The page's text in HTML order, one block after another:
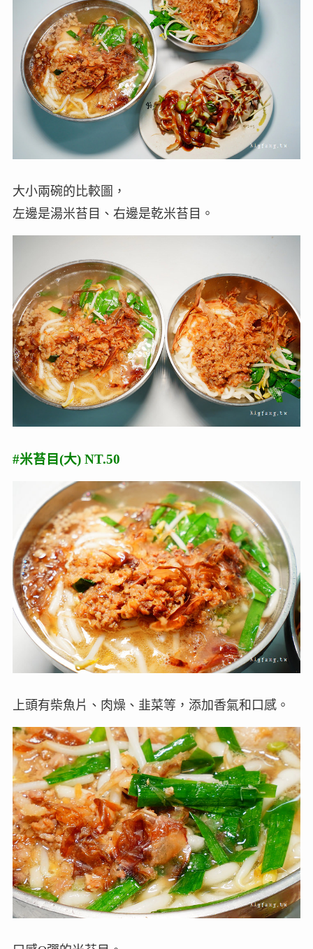
大小兩碗的比較圖，
左邊是湯米苔目、右邊是乾米苔目。
#米苔目(大) NT.50
上頭有柴魚片、肉燥、韭菜等，添加香氣和口感。